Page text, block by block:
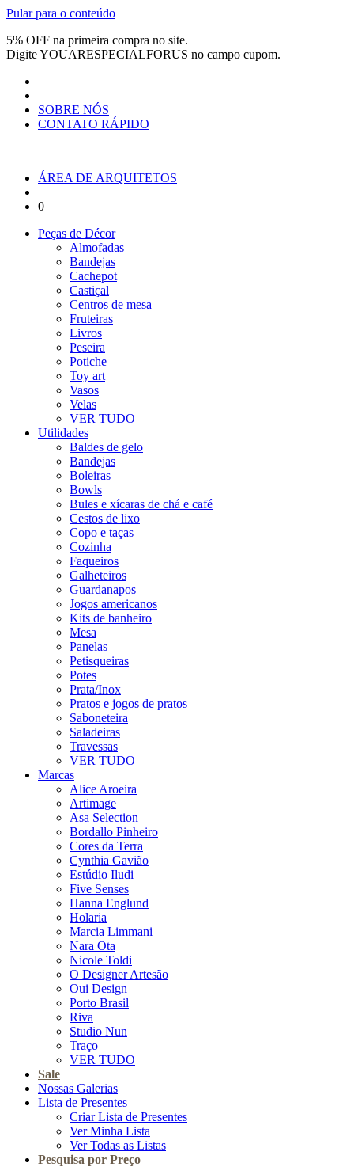
Pular para o conteúdo
5% OFF na primeira compra no site.
DigiteYOUARESPECIALFORUS no campo cupom.
SOBRE NÓS
CONTATO RÁPIDO
ÁREA DE ARQUITETOS
0
Peças de Décor
Almofadas
Bandejas
Cachepot
Castiçal
Centros de mesa
Fruteiras
Livros
Peseira
Potiche
Toy art
Vasos
Velas
VER TUDO
Utilidades
Baldes de gelo
Bandejas
Boleiras
Bowls
Bules e xícaras de chá e café
Cestos de lixo
Copo e taças
Cozinha
Faqueiros
Galheteiros
Guardanapos
Jogos americanos
Kits de banheiro
Mesa
Panelas
Petisqueiras
Potes
Prata/Inox
Pratos e jogos de pratos
Saboneteira
Saladeiras
Travessas
VER TUDO
Marcas
Alice Aroeira
Artimage
Asa Selection
Bordallo Pinheiro
Cores da Terra
Cynthia Gavião
Estúdio Iludi
Five Senses
Hanna Englund
Holaria
Marcia Limmani
Nara Ota
Nicole Toldi
O Designer Artesão
Oui Design
Porto Brasil
Riva
Studio Nun
Traço
VER TUDO
Sale
Nossas Galerias
Lista de Presentes
Criar Lista de Presentes
Ver Minha Lista
Ver Todas as Listas
Pesquisa por Preço